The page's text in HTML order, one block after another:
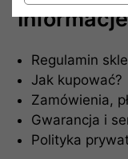
Informacje
Regulamin
Jak kupować?
Zamówienia,
Gwarancja i
Polityka